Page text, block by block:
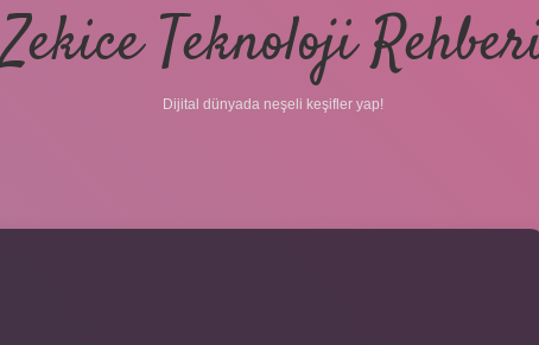
Zekice Teknoloji
Dijital dünyada neşeli keşifler yap!